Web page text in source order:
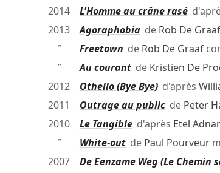
2014
L'Homme au crâne rasé
2013
Agoraphobiade Rob De Graaf
″
Freetown de Rob De Graaf
″
Au courantde Kristien De
2012
Othello (Bye Bye)d'après
2011
Outrage au publicde Peter
2010
Le Tangibled'après Etel
″
White-outde Paul Pourveur
2007
De Eenzame Weg (Le Chemin